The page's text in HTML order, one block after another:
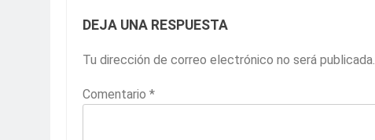
DEJA UNA RESPUESTA
Tu dirección de correo electrónico no será publicada.
Comentario *